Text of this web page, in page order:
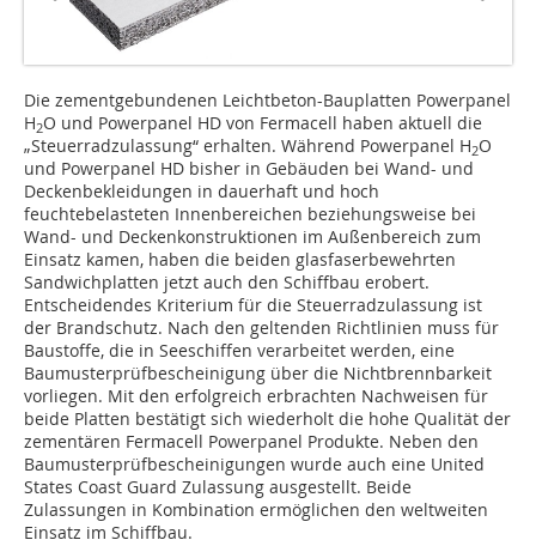
Die zementgebundenen Leichtbeton-Bauplatten Powerpanel
H2O und Powerpanel HD von Fermacell haben aktuell die
„Steuerradzulassung“ erhalten. Während Powerpanel H2O
und Powerpanel HD bisher in Gebäuden bei Wand- und
Deckenbekleidungen in dauerhaft und hoch
feuchtebelasteten Innenbereichen beziehungsweise bei
Wand- und Deckenkonstruktionen im Außenbereich zum
Einsatz kamen, haben die beiden glasfaserbewehrten
Sandwichplatten jetzt auch den Schiffbau erobert.
Entscheidendes Kriterium für die Steuerradzulassung ist
der Brandschutz. Nach den geltenden Richtlinien muss für
Baustoffe, die in Seeschiffen verarbeitet werden, eine
Baumusterprüfbescheinigung über die Nichtbrennbarkeit
vorliegen. Mit den erfolgreich erbrachten Nachweisen für
beide Platten bestätigt sich wiederholt die hohe Qualität der
zementären Fermacell Powerpanel Produkte. Neben den
Baumusterprüfbescheinigungen wurde auch eine United
States Coast Guard Zulassung ausgestellt. Beide
Zulassungen in Kombination ermöglichen den weltweiten
Einsatz im Schiffbau.